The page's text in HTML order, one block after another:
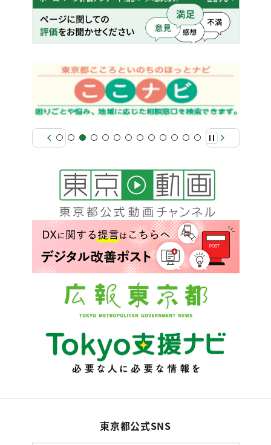
東京都公式SNS